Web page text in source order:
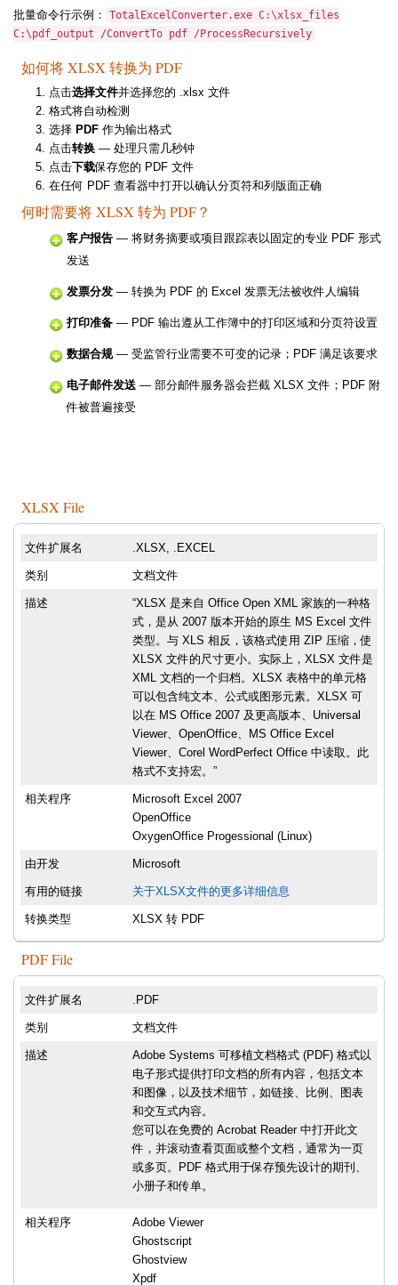
批量命令行示例：
TotalExcelConverter.exe C:\xlsx_files
C:\pdf_output /ConvertTo pdf /ProcessRecursively
如何将 XLSX 转换为 PDF
点击选择文件并选择您的 .xlsx 文件
格式将自动检测
选择 PDF 作为输出格式
点击转换 — 处理只需几秒钟
点击下载保存您的 PDF 文件
在任何 PDF 查看器中打开以确认分页符和列版面正确
何时需要将 XLSX 转为 PDF？
客户报告 — 将财务摘要或项目跟踪表以固定的专业 PDF 形式
发送
发票分发 — 转换为 PDF 的 Excel 发票无法被收件人编辑
打印准备 — PDF 输出遵从工作簿中的打印区域和分页符设置
数据合规— 受监管行业需要不可变的记录；PDF 满足该要求
电子邮件发送 — 部分邮件服务器会拦截 XLSX 文件；PDF 附
件被普遍接受
XLSX File
文件扩展名 .XLSX, .EXCEL
类别 文档文件
描述
“XLSX 是来自 Office Open XML 家族的一种格
式，是从 2007 版本开始的原生 MS Excel 文件
类型。与 XLS 相反，该格式使用 ZIP 压缩，使
XLSX 文件的尺寸更小。实际上，XLSX 文件是
XML 文档的一个归档。XLSX 表格中的单元格
可以包含纯文本、公式或图形元素。XLSX 可
以在 MS Office 2007 及更高版本、Universal
Viewer、OpenOffice、MS Office Excel
Viewer、Corel WordPerfect Office 中读取。此
格式不支持宏。”
相关程序
Microsoft Excel 2007
OpenOffice
OxygenOffice Progessional (Linux)
由开发 Microsoft
有用的链接 关于XLSX文件的更多详细信息
转换类型 XLSX 转 PDF
PDF File
文件扩展名 .PDF
类别 文档文件
描述
Adobe Systems 可移植文档格式 (PDF) 格式以
电子形式提供打印文档的所有内容，包括文本
和图像，以及技术细节，如链接、比例、图表
和交互式内容。
您可以在免费的 Acrobat Reader 中打开此文
件，并滚动查看页面或整个文档，通常为一页
或多页。PDF 格式用于保存预先设计的期刊、
小册子和传单。
相关程序
Adobe Viewer
Ghostscript
Ghostview
Xpdf